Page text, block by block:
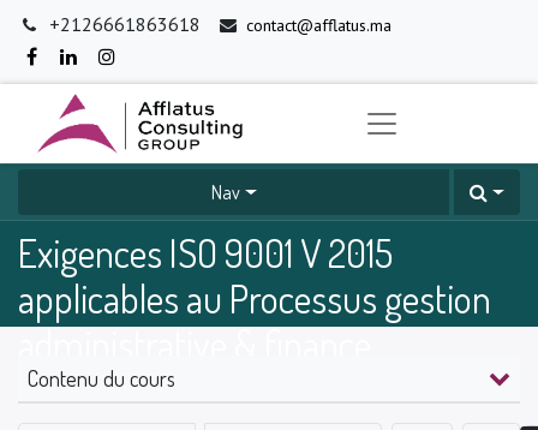
+2126661863618 contact@afflatus.ma
Nav
Exigences ISO 9001 V 2015
applicables au Processus gestion
Contenu du cours